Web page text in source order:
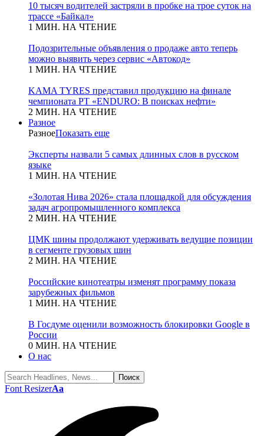
10 тысяч водителей застряли в пробке на трое суток на
трассе «Байкал»
1 МИН. НА ЧТЕНИЕ
Подозрительные объявления о продаже авто теперь
можно выявить через сервис «Автокод»
1 МИН. НА ЧТЕНИЕ
KAMA TYRES представил продукцию на финале
чемпионата РТ «ENDURO: В поисках нефти»
2 МИН. НА ЧТЕНИЕ
Разное
РазноеПоказать еще
Эксперты назвали 5 самых длинных слов в русском
языке
1 МИН. НА ЧТЕНИЕ
«Золотая Нива 2026» стала площадкой для обсуждения
задач агропромышленного комплекса
2 МИН. НА ЧТЕНИЕ
ЦМК шины продолжают удерживать ведущие позиции
в сегменте грузовых шин
2 МИН. НА ЧТЕНИЕ
Российские кинотеатры изменят программу показа
зарубежных фильмов
1 МИН. НА ЧТЕНИЕ
В Госдуме оценили возможность блокировки Google в
России
0 МИН. НА ЧТЕНИЕ
О нас
Font ResizerAa